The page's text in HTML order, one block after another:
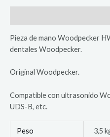
-
3
H
Ultrasonido
cantidad
Pieza de mano Woodpecker
dentales Woodpecker.
Original Woodpecker.
Compatible con ultrasonido
UDS-B, etc.
Peso 3,5